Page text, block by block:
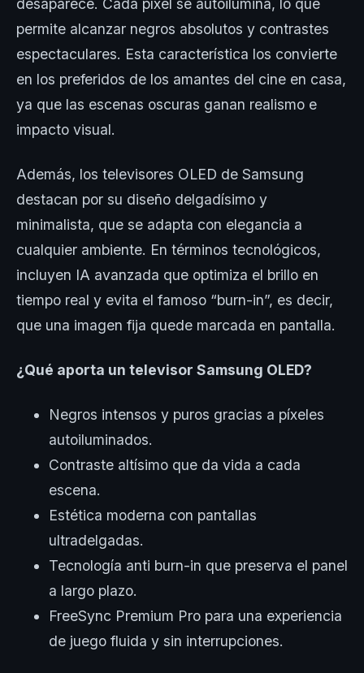
permite alcanzar negros absolutos y contrastes
espectaculares. Esta característica los convierte
en los preferidos de los amantes del cine en casa,
ya que las escenas oscuras ganan realismo e
impacto visual.
Además, los televisores OLED de Samsung
destacan por su diseño delgadísimo y
minimalista, que se adapta con elegancia a
cualquier ambiente. En términos tecnológicos,
incluyen IA avanzada que optimiza el brillo en
tiempo real y evita el famoso “burn-in”, es decir,
que una imagen fija quede marcada en pantalla.
¿Qué aporta un televisor Samsung OLED?
Negros intensos y puros gracias a píxeles
autoiluminados.
Contraste altísimo que da vida a cada
escena.
Estética moderna con pantallas
ultradelgadas.
Tecnología anti burn-in que preserva el panel
a largo plazo.
FreeSync Premium Pro para una experiencia
de juego fluida y sin interrupciones.